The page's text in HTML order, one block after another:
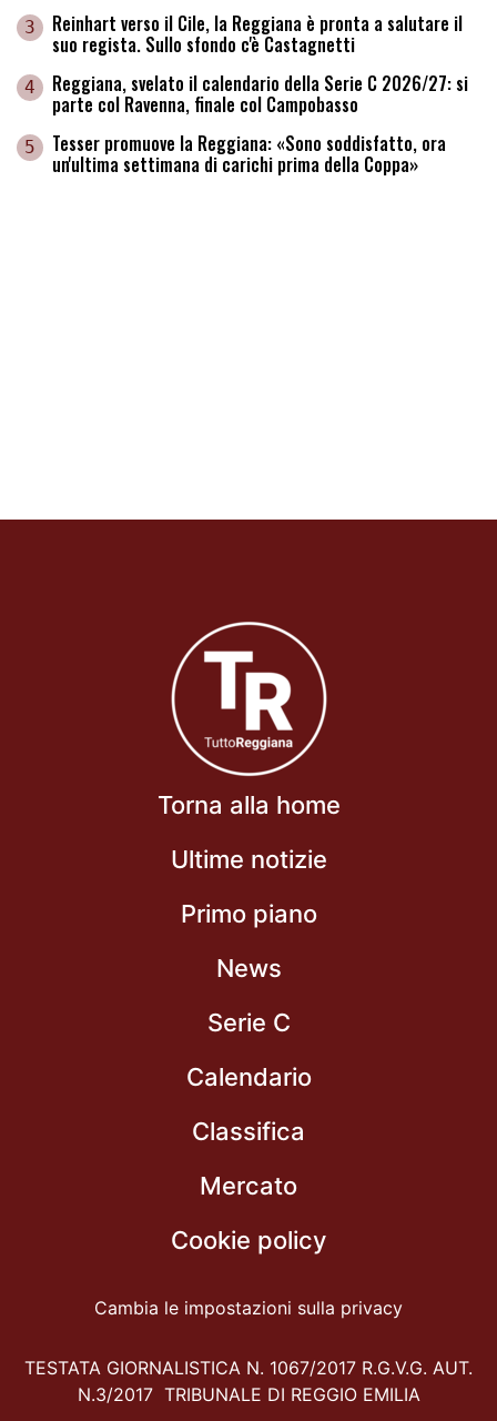
3 Reinhart verso il Cile, la Reggiana è pronta a salutare il
suo regista. Sullo sfondo c'è Castagnetti
4 Reggiana, svelato il calendario della Serie C 2026/27: si
parte col Ravenna, finale col Campobasso
5 Tesser promuove la Reggiana: «Sono soddisfatto, ora
un'ultima settimana di carichi prima della Coppa»
Torna alla home
Ultime notizie
Primo piano
News
Serie C
Calendario
Classifica
Mercato
Cookie policy
Cambia le impostazioni sulla privacy
TESTATA GIORNALISTICA N. 1067/2017 R.G.V.G. AUT.
N.3/2017 TRIBUNALE DI REGGIO EMILIA